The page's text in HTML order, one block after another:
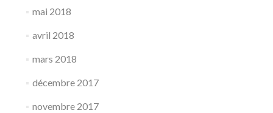
mai 2018
avril 2018
mars 2018
décembre 2017
novembre 2017